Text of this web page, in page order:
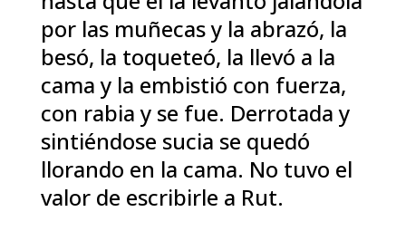
por las muñecas y la abrazó, la
besó, la toqueteó, la llevó a la
cama y la embistió con fuerza,
con rabia y se fue. Derrotada y
sintiéndose sucia se quedó
llorando en la cama. No tuvo el
valor de escribirle a Rut.